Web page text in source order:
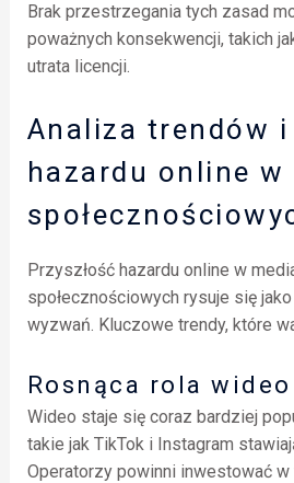
Brak przestrzegania tych zasad
poważnych konsekwencji, takich
utrata licencji.
Analiza trendów i
hazardu online w
Przyszłość hazardu online w
społecznościowych rysuje się
wyzwań. Kluczowe trendy, które
Rosnąca rola wideo
Wideo staje się coraz bardziej
takie jak TikTok i Instagram
Operatorzy powinni inwestować